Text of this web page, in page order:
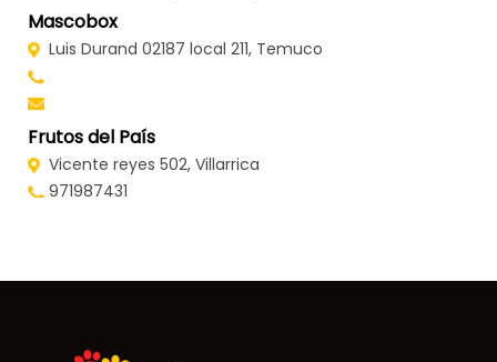
Mascobox
Luis Durand 02187 local 211, Temuco
Frutos del País
Vicente reyes 502, Villarrica
971987431
General Urrutia 837, local 3, Villarrica